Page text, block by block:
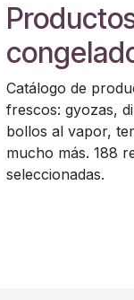
Catálogo de
frescos: gyozas,
bollos al vapor,
mucho más. 188
seleccionadas.